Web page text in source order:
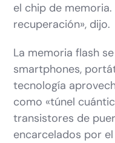
el chip de
recuperación», dijo.
La memoria flash
smartphones,
tecnología
como «túnel
transistores de
encarcelados por